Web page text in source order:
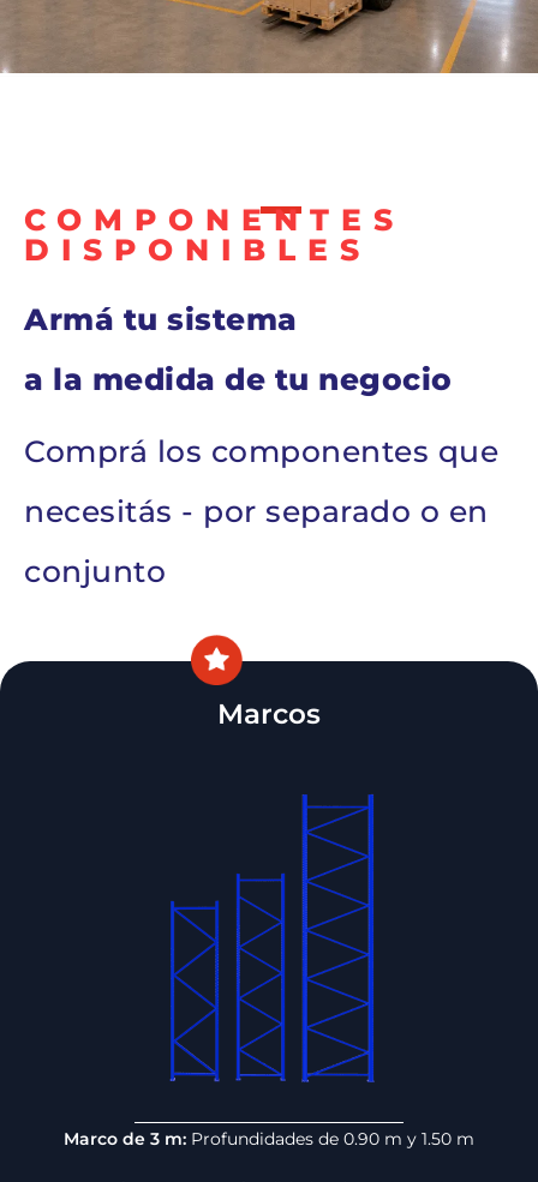
COMPONENTES
DISPONIBLES
Armá tu sistema
a la medida de tu negocio
Comprá los componentes que
necesitás - por separado o en
conjunto
Marcos
Marco de 3 m: Profundidades de 0.90 m y 1.50 m